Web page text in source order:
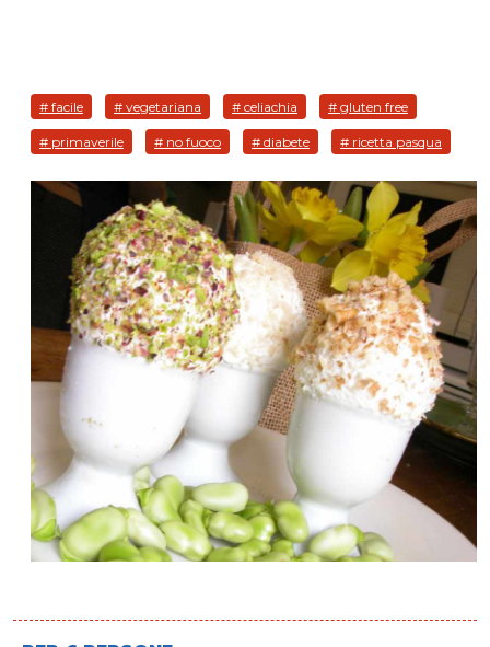
# facile # vegetariana # celiachia # gluten free
# primaverile # no fuoco # diabete # ricetta pasqua